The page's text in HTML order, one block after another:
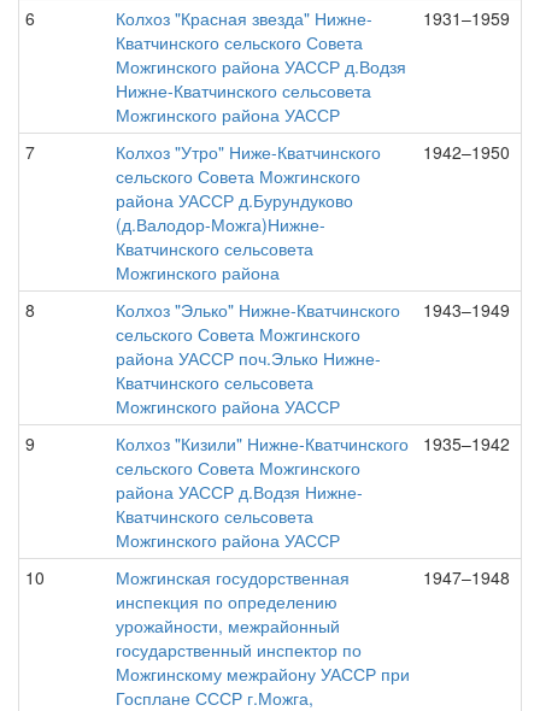
6
Колхоз "Красная звезда" Нижне-
Кватчинского сельского Совета
Можгинского района УАССР д.Водзя
Нижне-Кватчинского сельсовета
Можгинского района УАССР
1931–1959
7
Колхоз "Утро" Ниже-Кватчинского
сельского Совета Можгинского
района УАССР д.Бурундуково
(д.Валодор-Можга)Нижне-
Кватчинского сельсовета
Можгинского района
1942–1950
8
Колхоз "Элько" Нижне-Кватчинского
сельского Совета Можгинского
района УАССР поч.Элько Нижне-
Кватчинского сельсовета
Можгинского района УАССР
1943–1949
9
Колхоз "Кизили" Нижне-Кватчинского
сельского Совета Можгинского
района УАССР д.Водзя Нижне-
Кватчинского сельсовета
Можгинского района УАССР
1935–1942
10
Можгинская госудорственная
инспекция по определению
урожайности, межрайонный
государственный инспектор по
Можгинскому межрайону УАССР при
Госплане СССР г.Можга,
1947–1948